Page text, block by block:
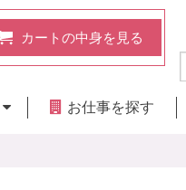
カートの中身を見る
お仕事を探す